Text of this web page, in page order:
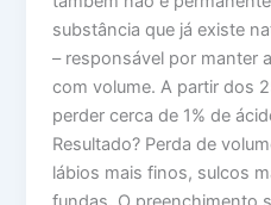
substância que já existe
– responsável por manter
com volume. A partir dos
perder cerca de 1% de
Resultado? Perda de
lábios mais finos, sulcos